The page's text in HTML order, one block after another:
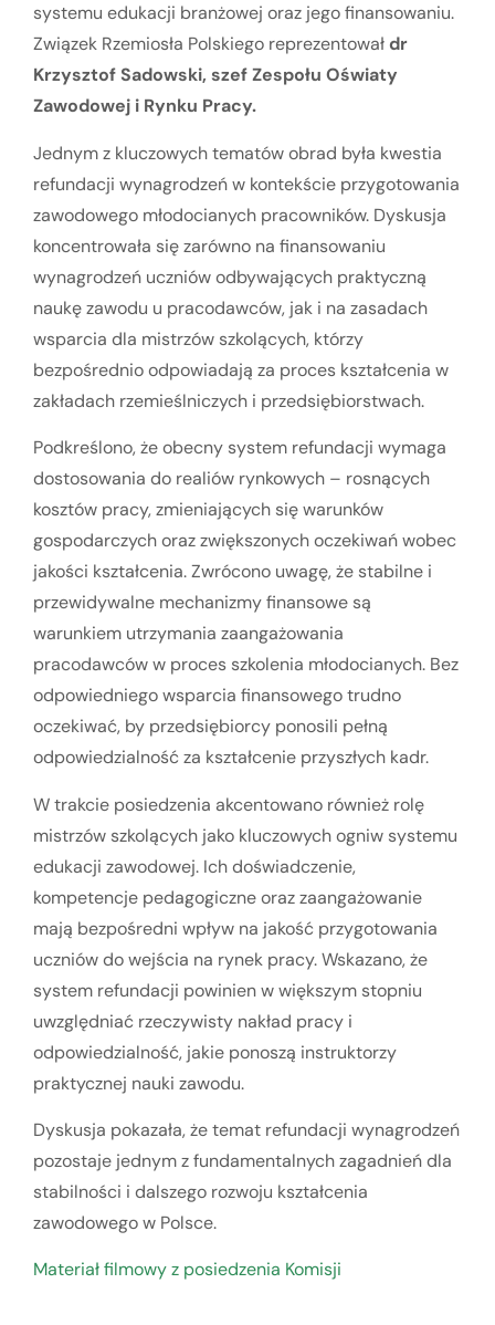
systemu edukacji branżowej oraz jego finansowaniu.
Związek Rzemiosła Polskiego reprezentował dr
Krzysztof Sadowski, szef Zespołu Oświaty
Zawodowej i Rynku Pracy.
Jednym z kluczowych tematów obrad była kwestia
refundacji wynagrodzeń w kontekście przygotowania
zawodowego młodocianych pracowników. Dyskusja
koncentrowała się zarówno na finansowaniu
wynagrodzeń uczniów odbywających praktyczną
naukę zawodu u pracodawców, jak i na zasadach
wsparcia dla mistrzów szkolących, którzy
bezpośrednio odpowiadają za proces kształcenia w
zakładach rzemieślniczych i przedsiębiorstwach.
Podkreślono, że obecny system refundacji wymaga
dostosowania do realiów rynkowych – rosnących
kosztów pracy, zmieniających się warunków
gospodarczych oraz zwiększonych oczekiwań wobec
jakości kształcenia. Zwrócono uwagę, że stabilne i
przewidywalne mechanizmy finansowe są
warunkiem utrzymania zaangażowania
pracodawców w proces szkolenia młodocianych. Bez
odpowiedniego wsparcia finansowego trudno
oczekiwać, by przedsiębiorcy ponosili pełną
odpowiedzialność za kształcenie przyszłych kadr.
W trakcie posiedzenia akcentowano również rolę
mistrzów szkolących jako kluczowych ogniw systemu
edukacji zawodowej. Ich doświadczenie,
kompetencje pedagogiczne oraz zaangażowanie
mają bezpośredni wpływ na jakość przygotowania
uczniów do wejścia na rynek pracy. Wskazano, że
system refundacji powinien w większym stopniu
uwzględniać rzeczywisty nakład pracy i
odpowiedzialność, jakie ponoszą instruktorzy
praktycznej nauki zawodu.
Dyskusja pokazała, że temat refundacji wynagrodzeń
pozostaje jednym z fundamentalnych zagadnień dla
stabilności i dalszego rozwoju kształcenia
zawodowego w Polsce.
Materiał filmowy z posiedzenia Komisji